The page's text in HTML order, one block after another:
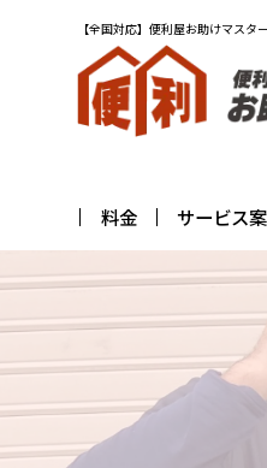
【全国対応】便利屋お助けマスタ
料金 サービス